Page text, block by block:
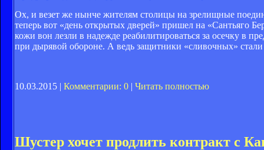
Ох, и везет же нынче жителям столицы на зрелищные
теперь вот «день открытых дверей» пришел на «Сантьяго
кожи вон лезли в надежде реабилитироваться за осечку в
при дырявой обороне. А ведь защитники «сливочных»
10.03.2015 | Комментарии: 0 | Читать полностью
Шустер хочет продлить контракт с